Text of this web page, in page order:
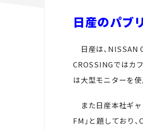
日産のパブ
日産は、NISSAN
CROSSINGではカ
は大型モニターを使
また日産本社ギ
FM」と題しており